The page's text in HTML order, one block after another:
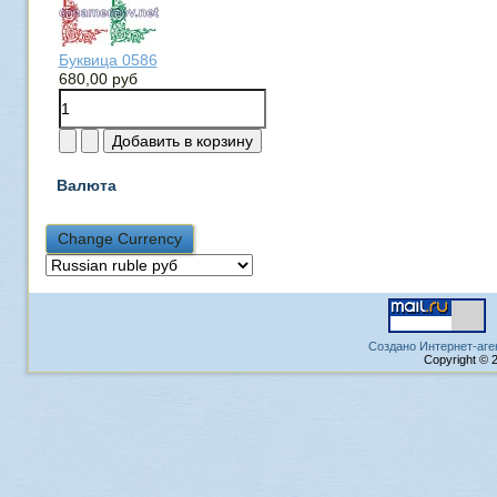
Буквица 0586
680,00 руб
Валюта
Создано Интернет-
Copyright ©